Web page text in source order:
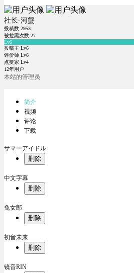
社长-河蟹
投稿数 2953
被拉黑次数 27
Lv6
投稿主 Lv6
评价师 Lv6
点赞家 Lv4
12年用户
本站的管理员
简介
视频
评论
下载
サマーアイドル
删除
中文字幕
删除
兔女郎
删除
初音未来
删除
镜音RIN